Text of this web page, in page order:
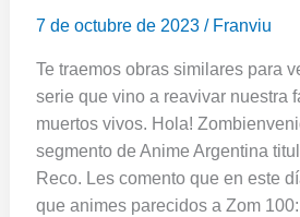
7 de octubre de 2023 / Franviu
Te traemos obras similares para
serie que vino a reavivar nuestra
muertos vivos. Hola!
segmento de Anime Argentina
Reco. Les comento que en este
que animes parecidos a Zom